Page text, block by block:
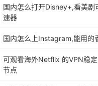
国内怎么打开Disney+,看美剧
速器
国内怎么上Instagram,能用的
可观看海外Netflix 的VPN稳
节点